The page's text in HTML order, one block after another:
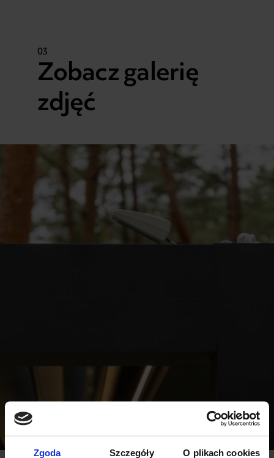
Zgoda Szczegóły O plikach cookies
03
Zobacz galerię
zdjęć